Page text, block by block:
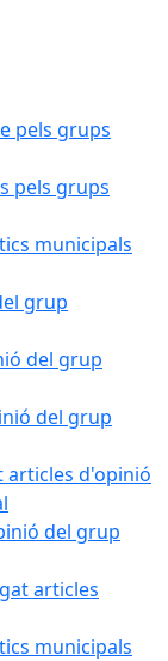
pels grups
pels grups
municipals
grup
del grup
del grup
articles d'opinió
del grup
articles
municipals